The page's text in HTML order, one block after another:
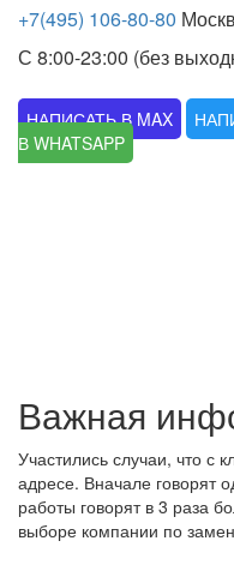
+7(495) 106-80-80
С 8:00-23:00 (без
НАПИСАТЬ В MAX
В WHATSAPP
Важная
Участились случаи, что с
адресе. Вначале говорят
работы говорят в 3 раза
выборе компании по